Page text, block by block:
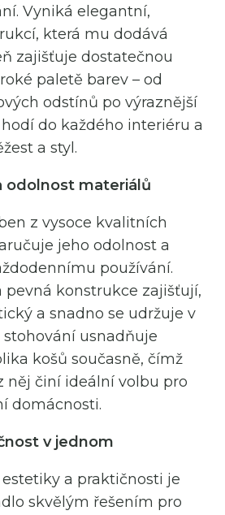
Vyniká elegantní,
která mu dodává
zajišťuje dostatečnou
paletě barev – od
odstínů po výraznější
do každého interiéru a
a styl.
odolnost materiálů
z vysoce kvalitních
jeho odolnost a
používání.
pevná konstrukce zajišťují,
a snadno se udržuje v
stohování usnadňuje
košů současně, čímž
něj činí ideální volbu pro
domácnosti.
v jednom
a praktičnosti je
skvělým řešením pro